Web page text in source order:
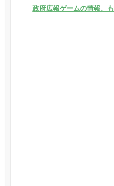
政府広報ゲームの情報、も